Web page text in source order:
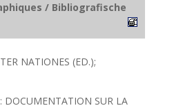
/ Bibliografische
NATIONES (ED.);
DOCUMENTATION SUR LA